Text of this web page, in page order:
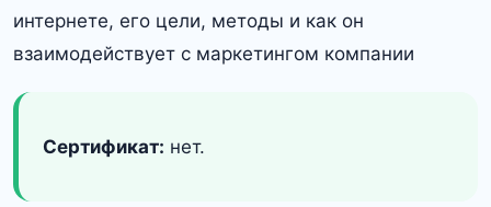
интернете, его цели, методы и как он
взаимодействует с маркетингом компании
Сертификат: нет.